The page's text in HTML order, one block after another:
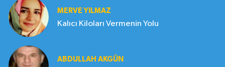
MERVE YILMAZ
Kalıcı Kiloları Vermenin Yolu
ABDULLAH AKGÜN